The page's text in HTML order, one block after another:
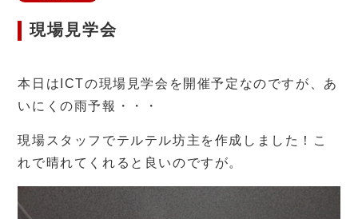
現場見学会
本日はICTの現場見学会を開催予定なのですが、あ
いにくの雨予報・・・
現場スタッフでテルテル坊主を作成しました！こ
れで晴れてくれると良いのですが。